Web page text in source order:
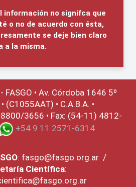
información no signifca que
o no de acuerdo con ésta,
se deje bien claro
a la misma.
• Av. Córdoba 1646 5º
(C1055AAT) • C.A.B.A. •
3656 • Fax: (54-11) 4812-
+54 9 11 2571-6314
: fasgo@fasgo.org.ar/
Científica: